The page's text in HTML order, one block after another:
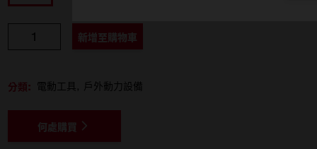
新增至購物車
分類: 電動工具 戶外動力設備
何處購買